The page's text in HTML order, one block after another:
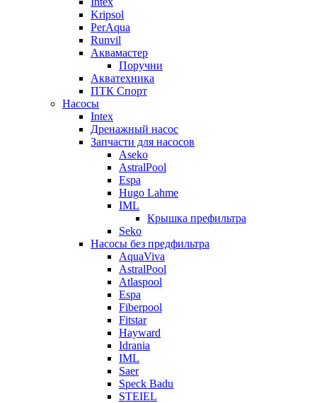
Kripsol
PerAqua
Runvil
Аквамастер
Поручни
Акватехника
ПТК Спорт
Насосы
Intex
Дренажный насос
Запчасти для насосов
Aseko
AstralPool
Espa
Hugo Lahme
IML
Крышка префильтра
Seko
Насосы без предфильтра
AquaViva
AstralPool
Atlaspool
Espa
Fiberpool
Fitstar
Hayward
Idrania
IML
Saer
Speck Badu
STEIEL